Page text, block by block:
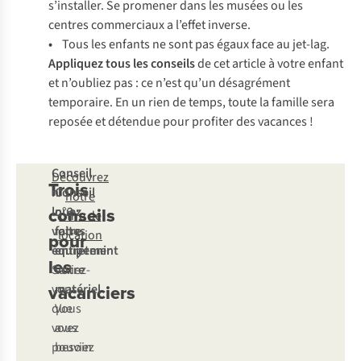
s’installer. Se promener dans les musées ou les
centres commerciaux a l’effet inverse.
• Tous les enfants ne sont pas égaux face au jet-lag.
Appliquez tous les conseilsde cet article à votre enfant
et n’oubliez pas : ce n’est qu’un désagrément
temporaire. En un rien de temps, toute la famille sera
reposée et détendue pour profiter des vacances !
Trois
conseils
pour
les
vacanciers
Conseil
n°1 :
louez
votre
équipement
Saviez-
vous
que
vous
pouviez
Découvrez
notre
offre de
location
Conseil
n°2 :
faites
entretenir
votre
matériel
Vous
avez
besoin